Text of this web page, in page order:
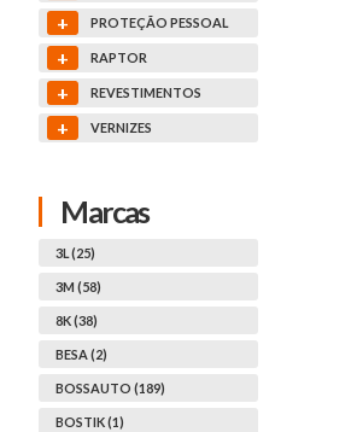
+ PROTEÇÃO PESSOAL
+ RAPTOR
+ REVESTIMENTOS
+ VERNIZES
Marcas
3L (25)
3M (58)
8K (38)
BESA (2)
BOSSAUTO (189)
BOSTIK (1)